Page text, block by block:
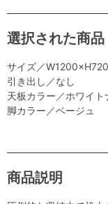
選択された商品
サイズ／W1200×H720
引き出し／なし
天板カラー／ホワイト
脚カラー／ベージュ
商品説明